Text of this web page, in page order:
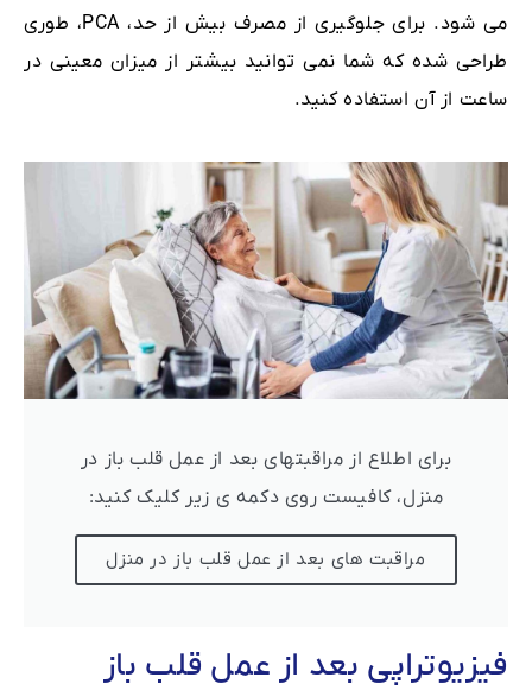
می شود. برای جلوگیری از مصرف بیش از حد، PCA، طوری
طراحی شده که شما نمی توانید بیشتر از میزان معینی در
ساعت از آن استفاده کنید.
برای اطلاع از مراقبتهای بعد از عمل قلب باز در
منزل، کافیست روی دکمه ی زیر کلیک کنید:
مراقبت های بعد از عمل قلب باز در منزل
فیزیوتراپی بعد از عمل قلب باز